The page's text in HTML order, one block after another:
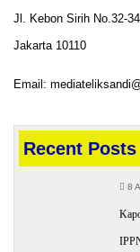
Jl. Kebon Sirih No.32-
Jakarta 10110
Email:
Recent Posts
8